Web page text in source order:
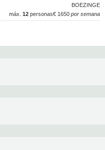
BOEZINGE
€ 1650 por semana
máx. 12 personas